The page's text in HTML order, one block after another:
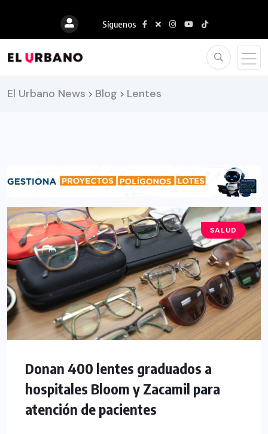
Síguenos
El Urbano News > Blog > Lentes
SALUD
Donan 400 lentes graduados a
hospitales Bloom y Zacamil para
atención de pacientes